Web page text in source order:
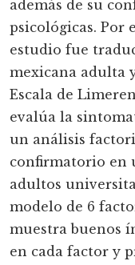
además de su
psicológicas. Por
estudio fue
mexicana adulta
Escala de
evalúa la
un análisis
confirmatorio en
adultos
modelo de 6
muestra buenos
en cada factor y